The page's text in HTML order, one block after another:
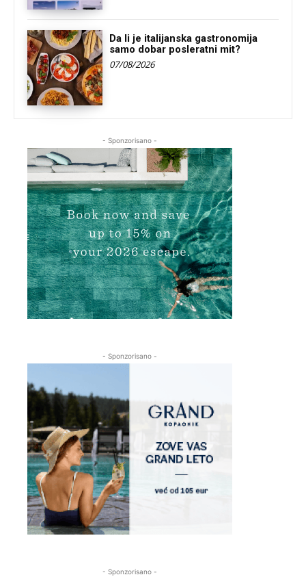
Da li je italijanska gastronomija
samo dobar posleratni mit?
07/08/2026
- Sponzorisano -
- Sponzorisano -
- Sponzorisano -